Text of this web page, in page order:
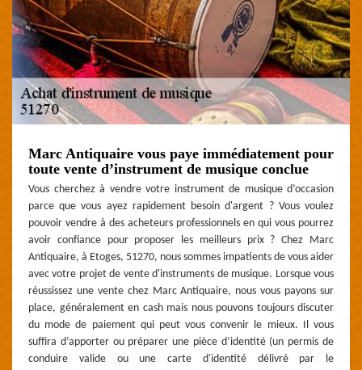
Marc Antiquaire vous paye immédiatement pour
toute vente d’instrument de musique conclue
Vous cherchez à vendre votre instrument de musique d’occasion
parce que vous ayez rapidement besoin d'argent ? Vous voulez
pouvoir vendre à des acheteurs professionnels en qui vous pourrez
avoir confiance pour proposer les meilleurs prix ? Chez Marc
Antiquaire, à Etoges, 51270, nous sommes impatients de vous aider
avec votre projet de vente d'instruments de musique. Lorsque vous
réussissez une vente chez Marc Antiquaire, nous vous payons sur
place, généralement en cash mais nous pouvons toujours discuter
du mode de paiement qui peut vous convenir le mieux. Il vous
suffira d’apporter ou préparer une pièce d’identité (un permis de
conduire valide ou une carte d'identité délivré par le